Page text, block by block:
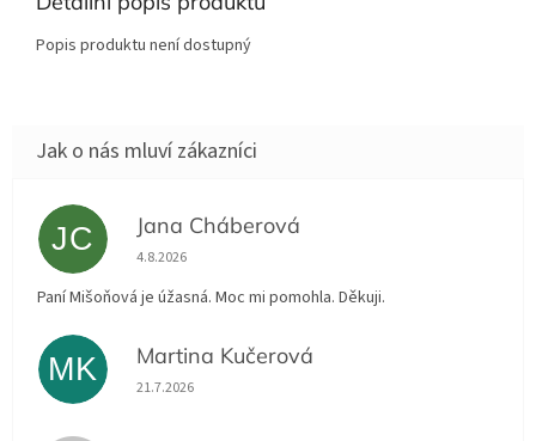
Popis produktu není dostupný
JC Jana Cháberová
Hodnocení obchodu je 5 z 5 hvězdiček.
4.8.2026
Paní Mišoňová je úžasná. Moc mi pomohla. Děkuji.
MK Martina Kučerová
Hodnocení obchodu je 5 z 5 hvězdiček.
21.7.2026